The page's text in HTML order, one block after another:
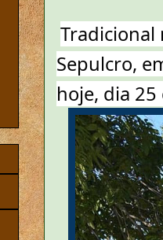
Tradicional
Sepulcro,
hoje, dia